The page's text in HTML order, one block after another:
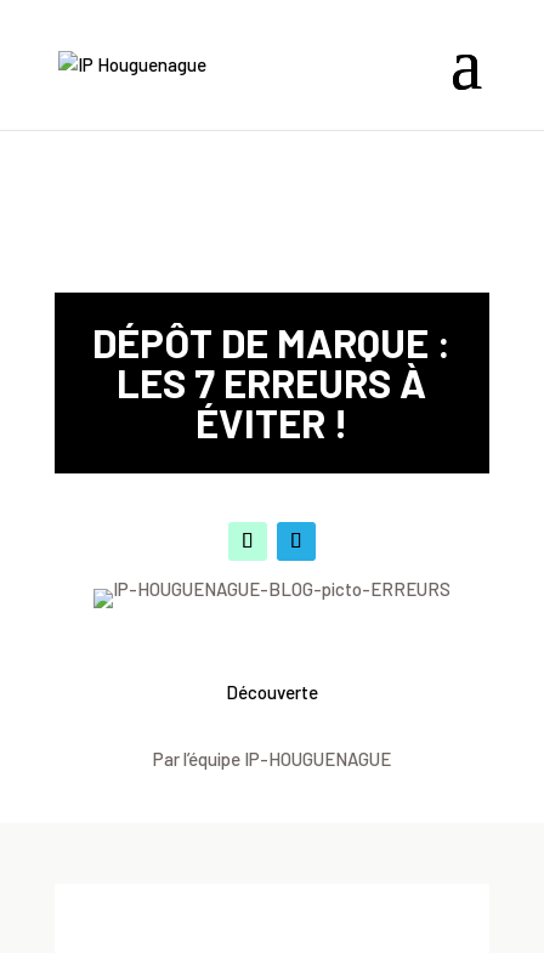
DÉPÔT DE MARQUE :
LES 7 ERREURS À
ÉVITER !
Découverte
Par l’équipe IP-HOUGUENAGUE